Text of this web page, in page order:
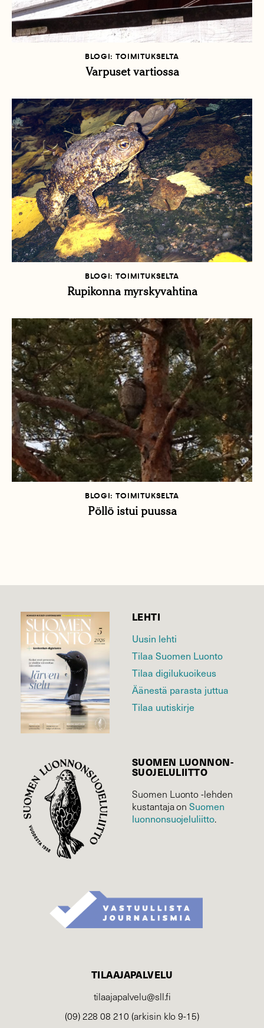
BLOGI: TOIMITUKSELTA
Varpuset vartiossa
BLOGI: TOIMITUKSELTA
Rupikonna myrskyvahtina
BLOGI: TOIMITUKSELTA
Pöllö istui puussa
LEHTI
Uusin lehti
Tilaa Suomen Luonto
Tilaa digilukuoikeus
Äänestä parasta juttua
Tilaa uutiskirje
SUOMEN LUONNON­
SUOJELU­LIITTO
Suomen Luonto -lehden
kustantaja onSuomen
luonnonsuojelu­liitto.
TILAAJAPALVELU
tilaajapalvelu@sll.fi
(09) 228 08 210 (arkisin klo 9-15)